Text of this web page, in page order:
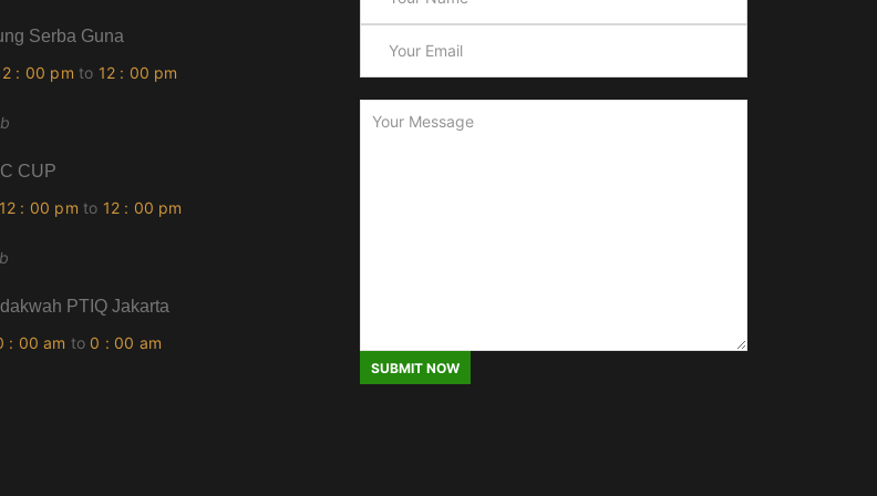
Serba Guna
: 00 pm to 12 : 00 pm
CUP
12 : 00 pm to 12 : 00 pm
PTIQ Jakarta
: 00 am to 0 : 00 am